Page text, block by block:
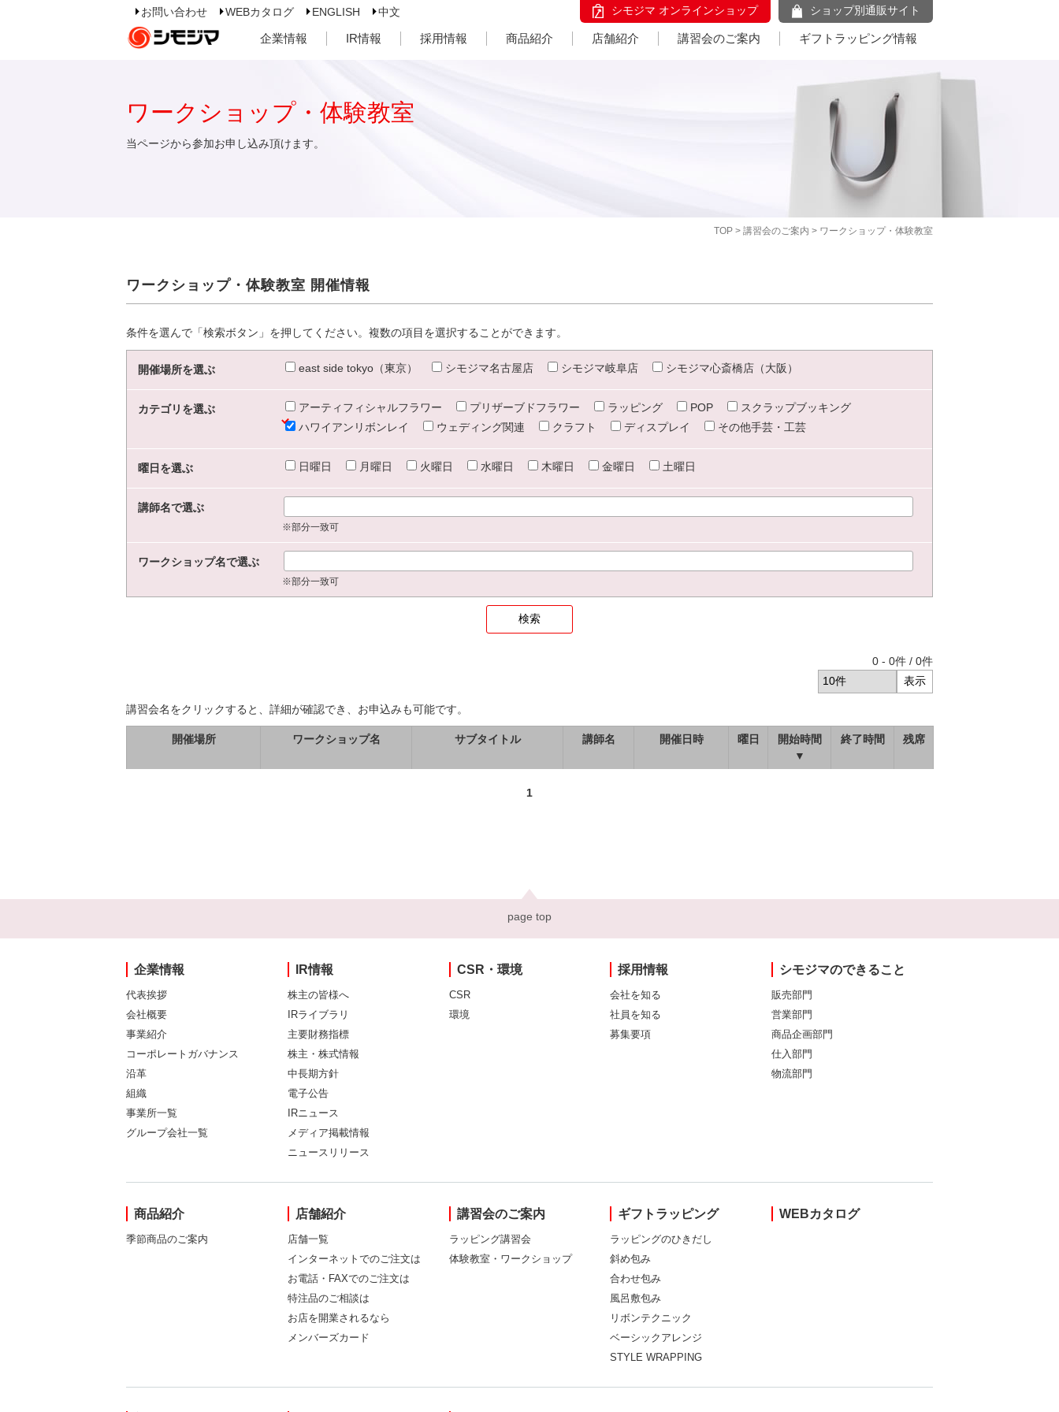
お問い合わせ WEBカタログ ENGLISH 中文 シモジマ オンラインショップ ショップ別通販サイト
企業情報 IR情報 採用情報 商品紹介 店舗紹介 講習会のご案内 ギフトラッピング情報
TOP > 講習会のご案内 > ワークショップ・体験教室
ワークショップ・体験教室
当ページから参加お申し込み頂けます。
ワークショップ・体験教室 開催情報
条件を選んで「検索ボタン」を押してください。複数の項目を選択することができます。
開催場所を選ぶ east side tokyo（東京） シモジマ名古屋店 シモジマ岐阜店 シモジマ心斎橋店（大阪）
カテゴリを選ぶ アーティフィシャルフラワー プリザーブドフラワー ラッピング POP
スクラップブッキング
ハワイアンリボンレイ
ウェディング関連 クラフト ディスプレイ その他手芸・工芸
曜日を選ぶ 日曜日 月曜日 火曜日 水曜日 木曜日 金曜日 土曜日
講師名で選ぶ
※部分一致可
ワークショップ名で選ぶ
※部分一致可
0 - 0件 / 0件
講習会名をクリックすると、詳細が確認でき、お申込みも可能です。
開催場所 ワークショップ名 サブタイトル 講師名 開催日時 曜日
開始時間
▼
終了時間 残席
1
page top
企業情報
代表挨拶
会社概要
事業紹介
コーポレートガバナンス
沿革
組織
事業所一覧
グループ会社一覧
IR情報
株主の皆様へ
IRライブラリ
主要財務指標
株主・株式情報
中長期方針
電子公告
IRニュース
メディア掲載情報
ニュースリリース
CSR・環境
CSR
環境
採用情報
会社を知る
社員を知る
募集要項
シモジマのできること
販売部門
営業部門
商品企画部門
仕入部門
物流部門
商品紹介
季節商品のご案内
店舗紹介
店舗一覧
インターネットでのご注文は
お電話・FAXでのご注文は
特注品のご相談は
お店を開業されるなら
メンバーズカード
講習会のご案内
ラッピング講習会
体験教室・ワークショップ
ギフトラッピング
ラッピングのひきだし
斜め包み
合わせ包み
風呂敷包み
リボンテクニック
ベーシックアレンジ
STYLE WRAPPING
WEBカタログ